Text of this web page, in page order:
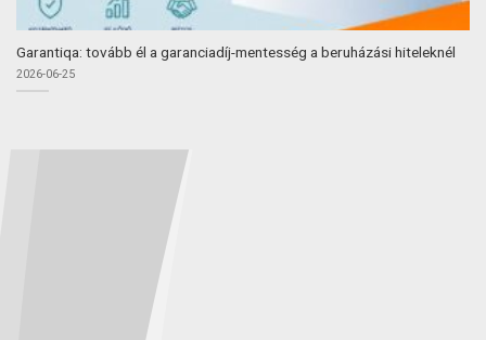
Garantiqa: tovább él a garanciadíj-mentesség a beruházási hiteleknél
2026-06-25